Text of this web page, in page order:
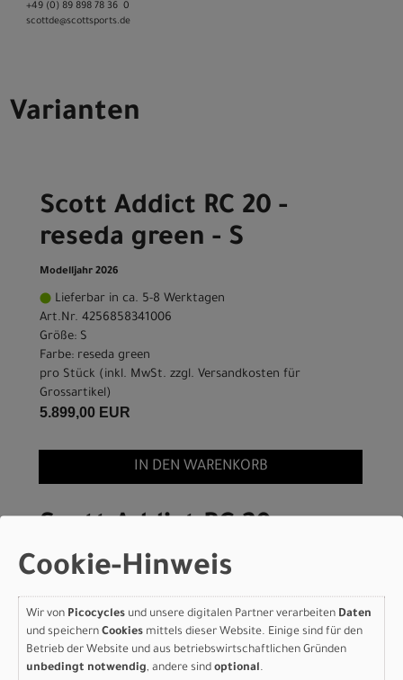
+49 (0) 89 898 78 36 ­ 0
scott­de@scott­sports.de
Varianten
Scott Addict RC 20 -
reseda green - S
Modelljahr 2026
Lieferbar in ca. 5-8 Werktagen
Art.Nr. 4256858341006
Größe: S
Farbe: reseda green
pro Stück (inkl. MwSt. zzgl. Versandkosten für
Grossartikel)
5.899,00 EUR
IN DEN WARENKORB
Scott Addict RC 20 -
reseda green - XS
Lieferbar in ca. 5-8 Werktagen
Art.Nr. 4256858341004
Größe: XS
Farbe: reseda green
Cookie-Hinweis
Wir von Picocycles und unsere digitalen Partner verarbeiten Daten
und speichern Cookies mittels dieser Website. Einige sind für den
Betrieb der Website und aus betriebswirtschaftlichen Gründen
unbedingt notwendig, andere sind optional.